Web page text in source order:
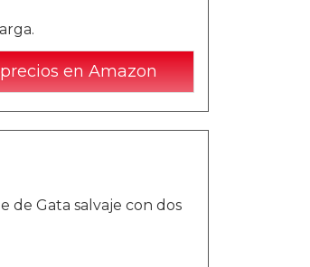
en Amazon
de Gata salvaje con dos